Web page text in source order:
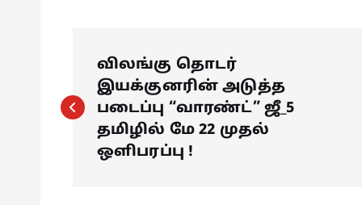
o
விலங்கு தொடர்
இயக்குனரின் அடுத்த
படைப்பு “வாரண்ட்” ஜீ_5
தமிழில் மே 22 முதல்
ஒளிபரப்பு !